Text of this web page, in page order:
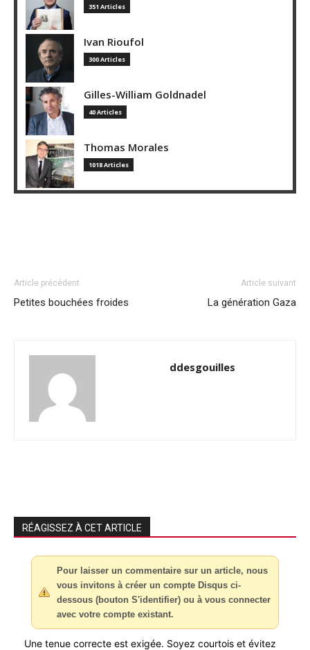
351 Articles
Ivan Rioufol
300 Articles
Gilles-William Goldnadel
40 Articles
Thomas Morales
1018 Articles
Article précédent
Petites bouchées froides
Article suivant
La génération Gaza
ddesgouilles
RÉAGISSEZ À CET ARTICLE
Pour laisser un commentaire sur un article, nous
vous invitons à créer un compte Disqus ci-
dessous (bouton S'identifier) ou à vous connecter
avec votre compte existant.
Une tenue correcte est exigée. Soyez courtois et évitez